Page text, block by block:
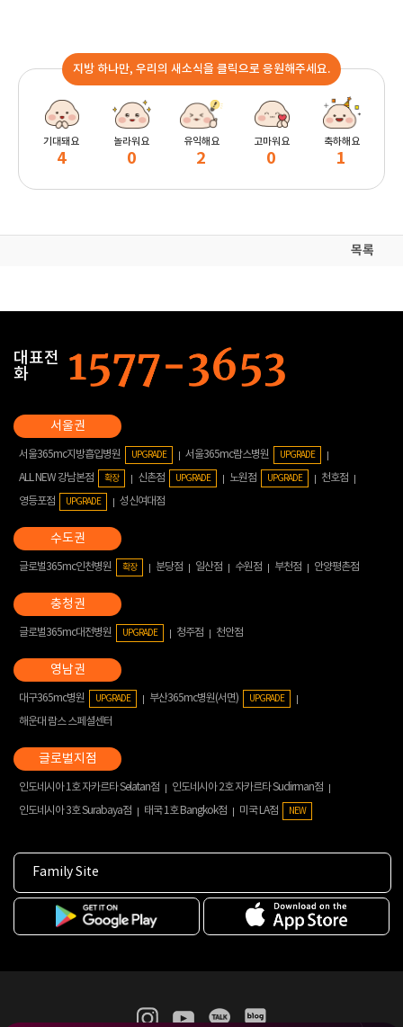
지방 하나만, 우리의 새소식을 클릭으로 응원해주세요.
기대돼요
4
놀라워요
0
유익해요
2
고마워요
0
축하해요
1
목록
대표전
화
서울365mc지방흡입병원 UPGRADE 서울365mc람스병원 UPGRADE
ALL NEW 강남본점 확장 신촌점 UPGRADE 노원점 UPGRADE
천호점
영등포점
UPGRADE 성신여대점
글로벌365mc인천병원 확장 분당점 일산점 수원점 부천점 안양평촌점
글로벌365mc대전병원 UPGRADE 청주점 천안점
대구365mc병원 UPGRADE 부산365mc병원(서면) UPGRADE
해운대 람스 스페셜센터
인도네시아 1호 자카르타 Selatan점
인도네시아 2호 자카르타 Sudirman점
인도네시아 3호 Surabaya점
태국 1호 Bangkok점 미국 LA점 NEW
Family Site